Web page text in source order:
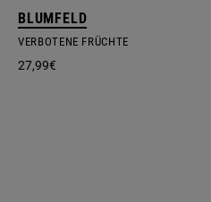
BLUMFELD
VERBOTENE FRÜCHTE
27,99€